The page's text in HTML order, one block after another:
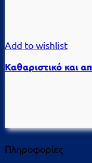
Add to wishlist
Καθαριστικό και
Πληροφορίες